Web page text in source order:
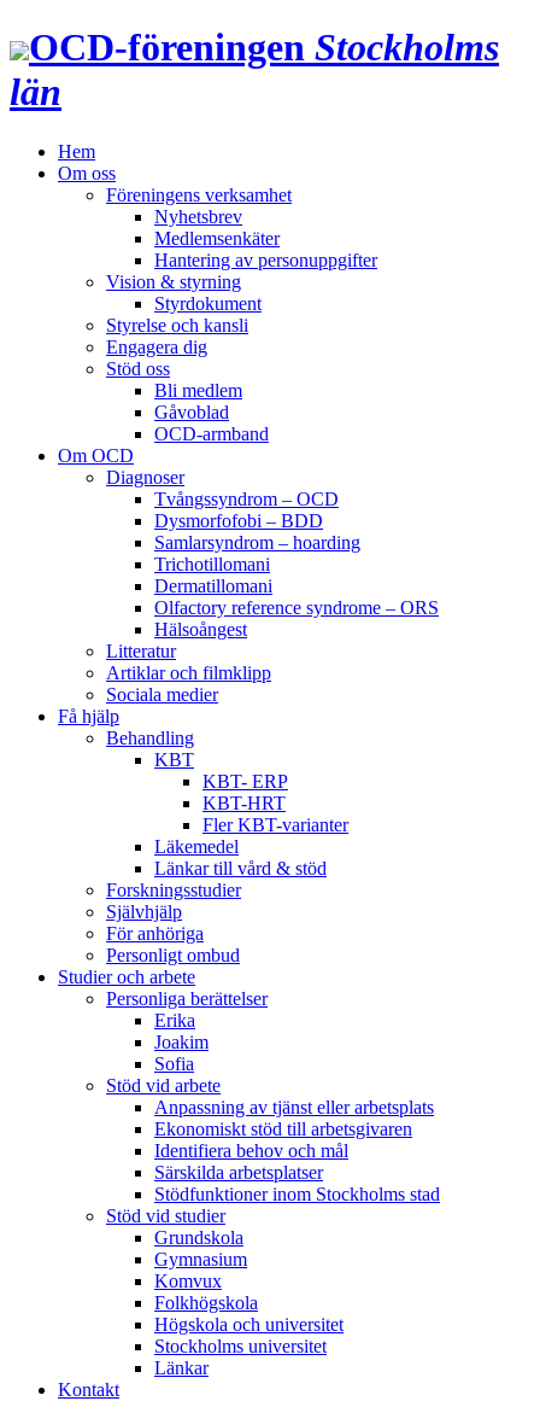
OCD‑föreningen Stockholms
län
Hem
Om oss
Föreningens verksamhet
Nyhetsbrev
Medlemsenkäter
Hantering av personuppgifter
Vision & styrning
Styrdokument
Styrelse och kansli
Engagera dig
Stöd oss
Bli medlem
Gåvoblad
OCD-armband
Om OCD
Diagnoser
Tvångssyndrom – OCD
Dysmorfofobi – BDD
Samlarsyndrom – hoarding
Trichotillomani
Dermatillomani
Olfactory reference syndrome – ORS
Hälsoångest
Litteratur
Artiklar och filmklipp
Sociala medier
Få hjälp
Behandling
KBT
KBT- ERP
KBT-HRT
Fler KBT-varianter
Läkemedel
Länkar till vård & stöd
Forskningsstudier
Självhjälp
För anhöriga
Personligt ombud
Studier och arbete
Personliga berättelser
Erika
Joakim
Sofia
Stöd vid arbete
Anpassning av tjänst eller arbetsplats
Ekonomiskt stöd till arbetsgivaren
Identifiera behov och mål
Särskilda arbetsplatser
Stödfunktioner inom Stockholms stad
Stöd vid studier
Grundskola
Gymnasium
Komvux
Folkhögskola
Högskola och universitet
Stockholms universitet
Länkar
Kontakt